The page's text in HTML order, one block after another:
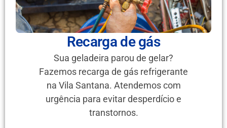
Recarga de gás
Sua geladeira parou de gelar?
Fazemos recarga de gás refrigerante
na Vila Santana. Atendemos com
urgência para evitar desperdício e
transtornos.